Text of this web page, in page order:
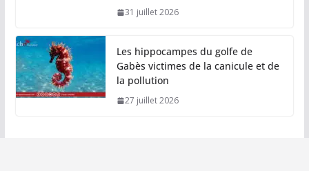
31 juillet 2026
Les hippocampes du golfe de
Gabès victimes de la canicule et de
la pollution
27 juillet 2026